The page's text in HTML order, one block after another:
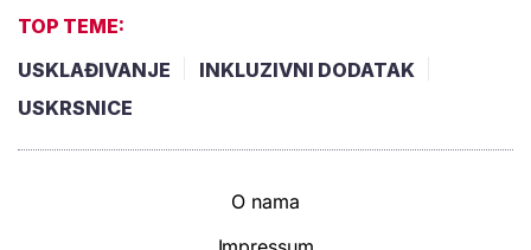
TOP TEME:
USKLAĐIVANJE
INKLUZIVNI DODATAK
USKRSNICE
O nama